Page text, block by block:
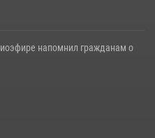
напомнил гражданам о